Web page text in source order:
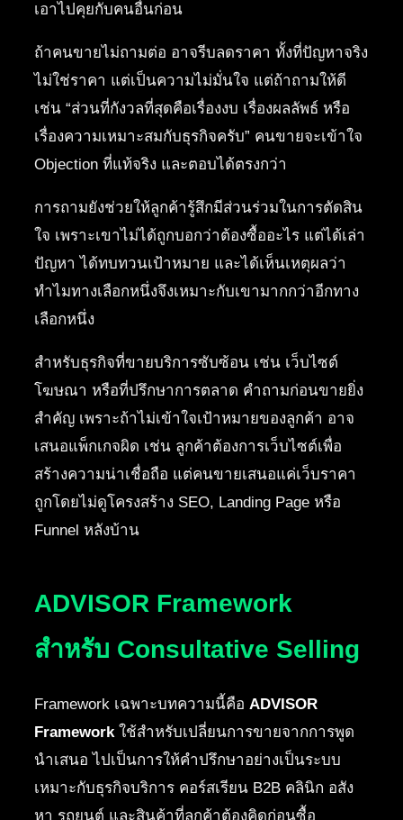
เอาไปคุยกับคนอื่นก่อน
ถ้าคนขายไม่ถามต่อ อาจรีบลดราคา ทั้งที่ปัญหาจริง
ไม่ใช่ราคา แต่เป็นความไม่มั่นใจ แต่ถ้าถามให้ดี
เช่น “ส่วนที่กังวลที่สุดคือเรื่องงบ เรื่องผลลัพธ์ หรือ
เรื่องความเหมาะสมกับธุรกิจครับ” คนขายจะเข้าใจ
Objection ที่แท้จริง และตอบได้ตรงกว่า
การถามยังช่วยให้ลูกค้ารู้สึกมีส่วนร่วมในการตัดสิน
ใจ เพราะเขาไม่ได้ถูกบอกว่าต้องซื้ออะไร แต่ได้เล่า
ปัญหา ได้ทบทวนเป้าหมาย และได้เห็นเหตุผลว่า
ทำไมทางเลือกหนึ่งจึงเหมาะกับเขามากกว่าอีกทาง
เลือกหนึ่ง
สำหรับธุรกิจที่ขายบริการซับซ้อน เช่น เว็บไซต์
โฆษณา หรือที่ปรึกษาการตลาด คำถามก่อนขายยิ่ง
สำคัญ เพราะถ้าไม่เข้าใจเป้าหมายของลูกค้า อาจ
เสนอแพ็กเกจผิด เช่น ลูกค้าต้องการเว็บไซต์เพื่อ
สร้างความน่าเชื่อถือ แต่คนขายเสนอแค่เว็บราคา
ถูกโดยไม่ดูโครงสร้าง SEO, Landing Page หรือ
Funnel หลังบ้าน
ADVISOR Framework
สำหรับ Consultative Selling
Framework เฉพาะบทความนี้คือ ADVISOR
Frameworkใช้สำหรับเปลี่ยนการขายจากการพูด
นำเสนอ ไปเป็นการให้คำปรึกษาอย่างเป็นระบบ
เหมาะกับธุรกิจบริการ คอร์สเรียน B2B คลินิก อสัง
หา รถยนต์ และสินค้าที่ลูกค้าต้องคิดก่อนซื้อ